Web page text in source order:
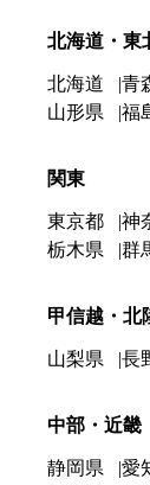
北海道・東
北海道 青
山形県
福
関東
東京都 神
栃木県
群
甲信越・北
山梨県 長
中部・近畿
静岡県 愛